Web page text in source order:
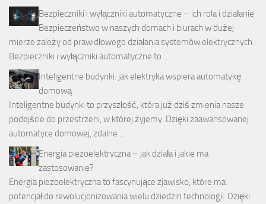
Bezpieczniki i wyłączniki automatyczne – ich rola i działanie
Bezpieczeństwo w naszych domach i biurach w dużej
mierze zależy od prawidłowego działania systemów elektrycznych.
Bezpieczniki i wyłączniki automatyczne to …
Inteligentne budynki: jak elektryka wspiera automatykę
domową
Inteligentne budynki to przyszłość, która już dziś zmienia nasze
podejście do przestrzeni, w której żyjemy. Dzięki zaawansowanej
automatyce domowej, zdalne …
Energia piezoelektryczna – jak działa i jakie ma
zastosowanie?
Energia piezoelektryczna to fascynujące zjawisko, które ma
potencjał do rewolucjonizowania wielu dziedzin technologii. Dzięki